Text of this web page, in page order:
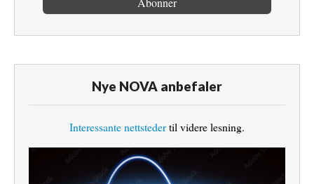
Nye NOVA anbefaler
Interessante nettstedertil videre lesning.